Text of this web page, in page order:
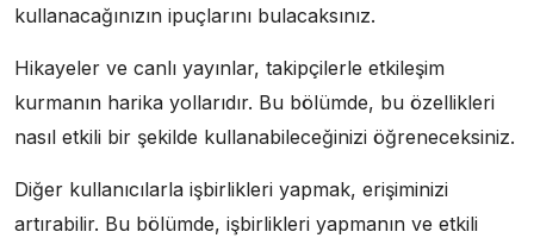
kullanacağınızın ipuçlarını bulacaksınız.
Hikayeler ve canlı yayınlar, takipçilerle etkileşim
kurmanın harika yollarıdır. Bu bölümde, bu özellikleri
nasıl etkili bir şekilde kullanabileceğinizi öğreneceksiniz.
Diğer kullanıcılarla işbirlikleri yapmak, erişiminizi
artırabilir. Bu bölümde, işbirlikleri yapmanın ve etkili